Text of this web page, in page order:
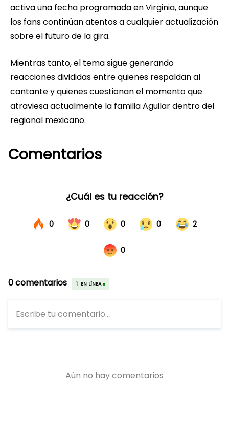
activa una fecha programada en Virginia, aunque
los fans continúan atentos a cualquier actualización
sobre el futuro de la gira.
Mientras tanto, el tema sigue generando
reacciones divididas entre quienes respaldan al
cantante y quienes cuestionan el momento que
atraviesa actualmente la familia Aguilar dentro del
regional mexicano.
Comentarios